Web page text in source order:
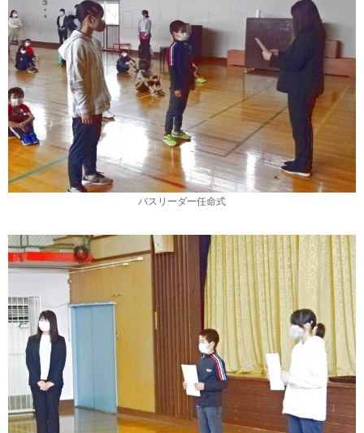
バスリーダー任命式